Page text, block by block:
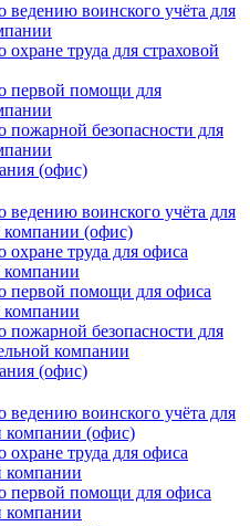
ведению воинского учёта для
труда для страховой
первой помощи для
пожарной безопасности для
(офис)
ведению воинского учёта для
компании (офис)
труда для офиса
компании
первой помощи для офиса
компании
пожарной безопасности для
компании
(офис)
ведению воинского учёта для
компании (офис)
труда для офиса
компании
первой помощи для офиса
компании